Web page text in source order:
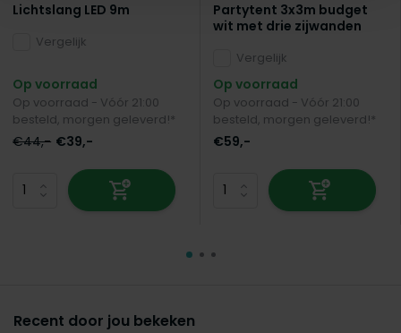
Lichtslang LED 9m
Vergelijk
Op voorraad
Op voorraad - Vóór 21:00
besteld, morgen geleverd!*
€44,- €39,-
Partytent 3x3m budget
wit met drie zijwanden
Vergelijk
Op voorraad
Op voorraad - Vóór 21:00
besteld, morgen geleverd!*
€59,-
Recent door jou bekeken